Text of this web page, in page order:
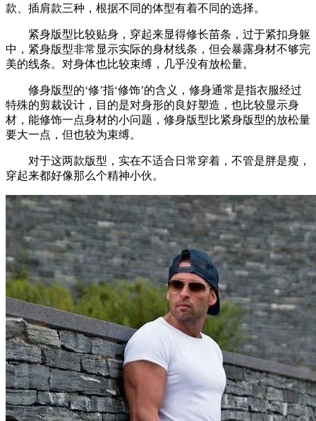
款、插肩款三种，根据不同的体型有着不同的选择。
紧身版型比较贴身，穿起来显得修长苗条，过于紧扣身躯
中，紧身版型非常显示实际的身材线条，但会暴露身材不够完
美的线条。对身体也比较束缚，几乎没有放松量。
修身版型的‘修’指‘修饰’的含义，修身通常是指衣服经过
特殊的剪裁设计，目的是对身形的良好塑造，也比较显示身
材，能修饰一点身材的小问题，修身版型比紧身版型的放松量
要大一点，但也较为束缚。
对于这两款版型，实在不适合日常穿着，不管是胖是瘦，
穿起来都好像那么个精神小伙。